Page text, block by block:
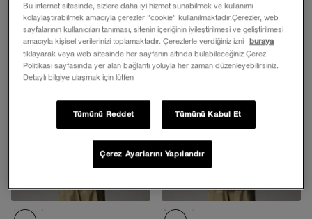
Ekle Ekle
Bu internet sitesinde, sizlere daha iyi hizmet sunabilmek ve kullanımı
kolaylaştırabilmek amacıyla çerezler ”cookie” kullanılmaktadır.Çerezler, web
sayfalarının kullanıcıları tanıması, sitenin içeriğinin iyileştirilmesi ve geliştirilmesi
amacıyla kişisel verilerinizi toplamaktadır. Çerezlerle verdiğiniz izni
buraya
tıklayarak veya web sitesinde her sayfanın altında bulabileceğiniz Çerez
Politikası sayfasında yer alan bağlantı yoluyla her zaman düzenleyebilirsiniz.
Detaylı bilgiye ulaşmak için lütfen
Tümünü Reddet Tümünü Kabul Et
Çerez Ayarlarını Yapılandır